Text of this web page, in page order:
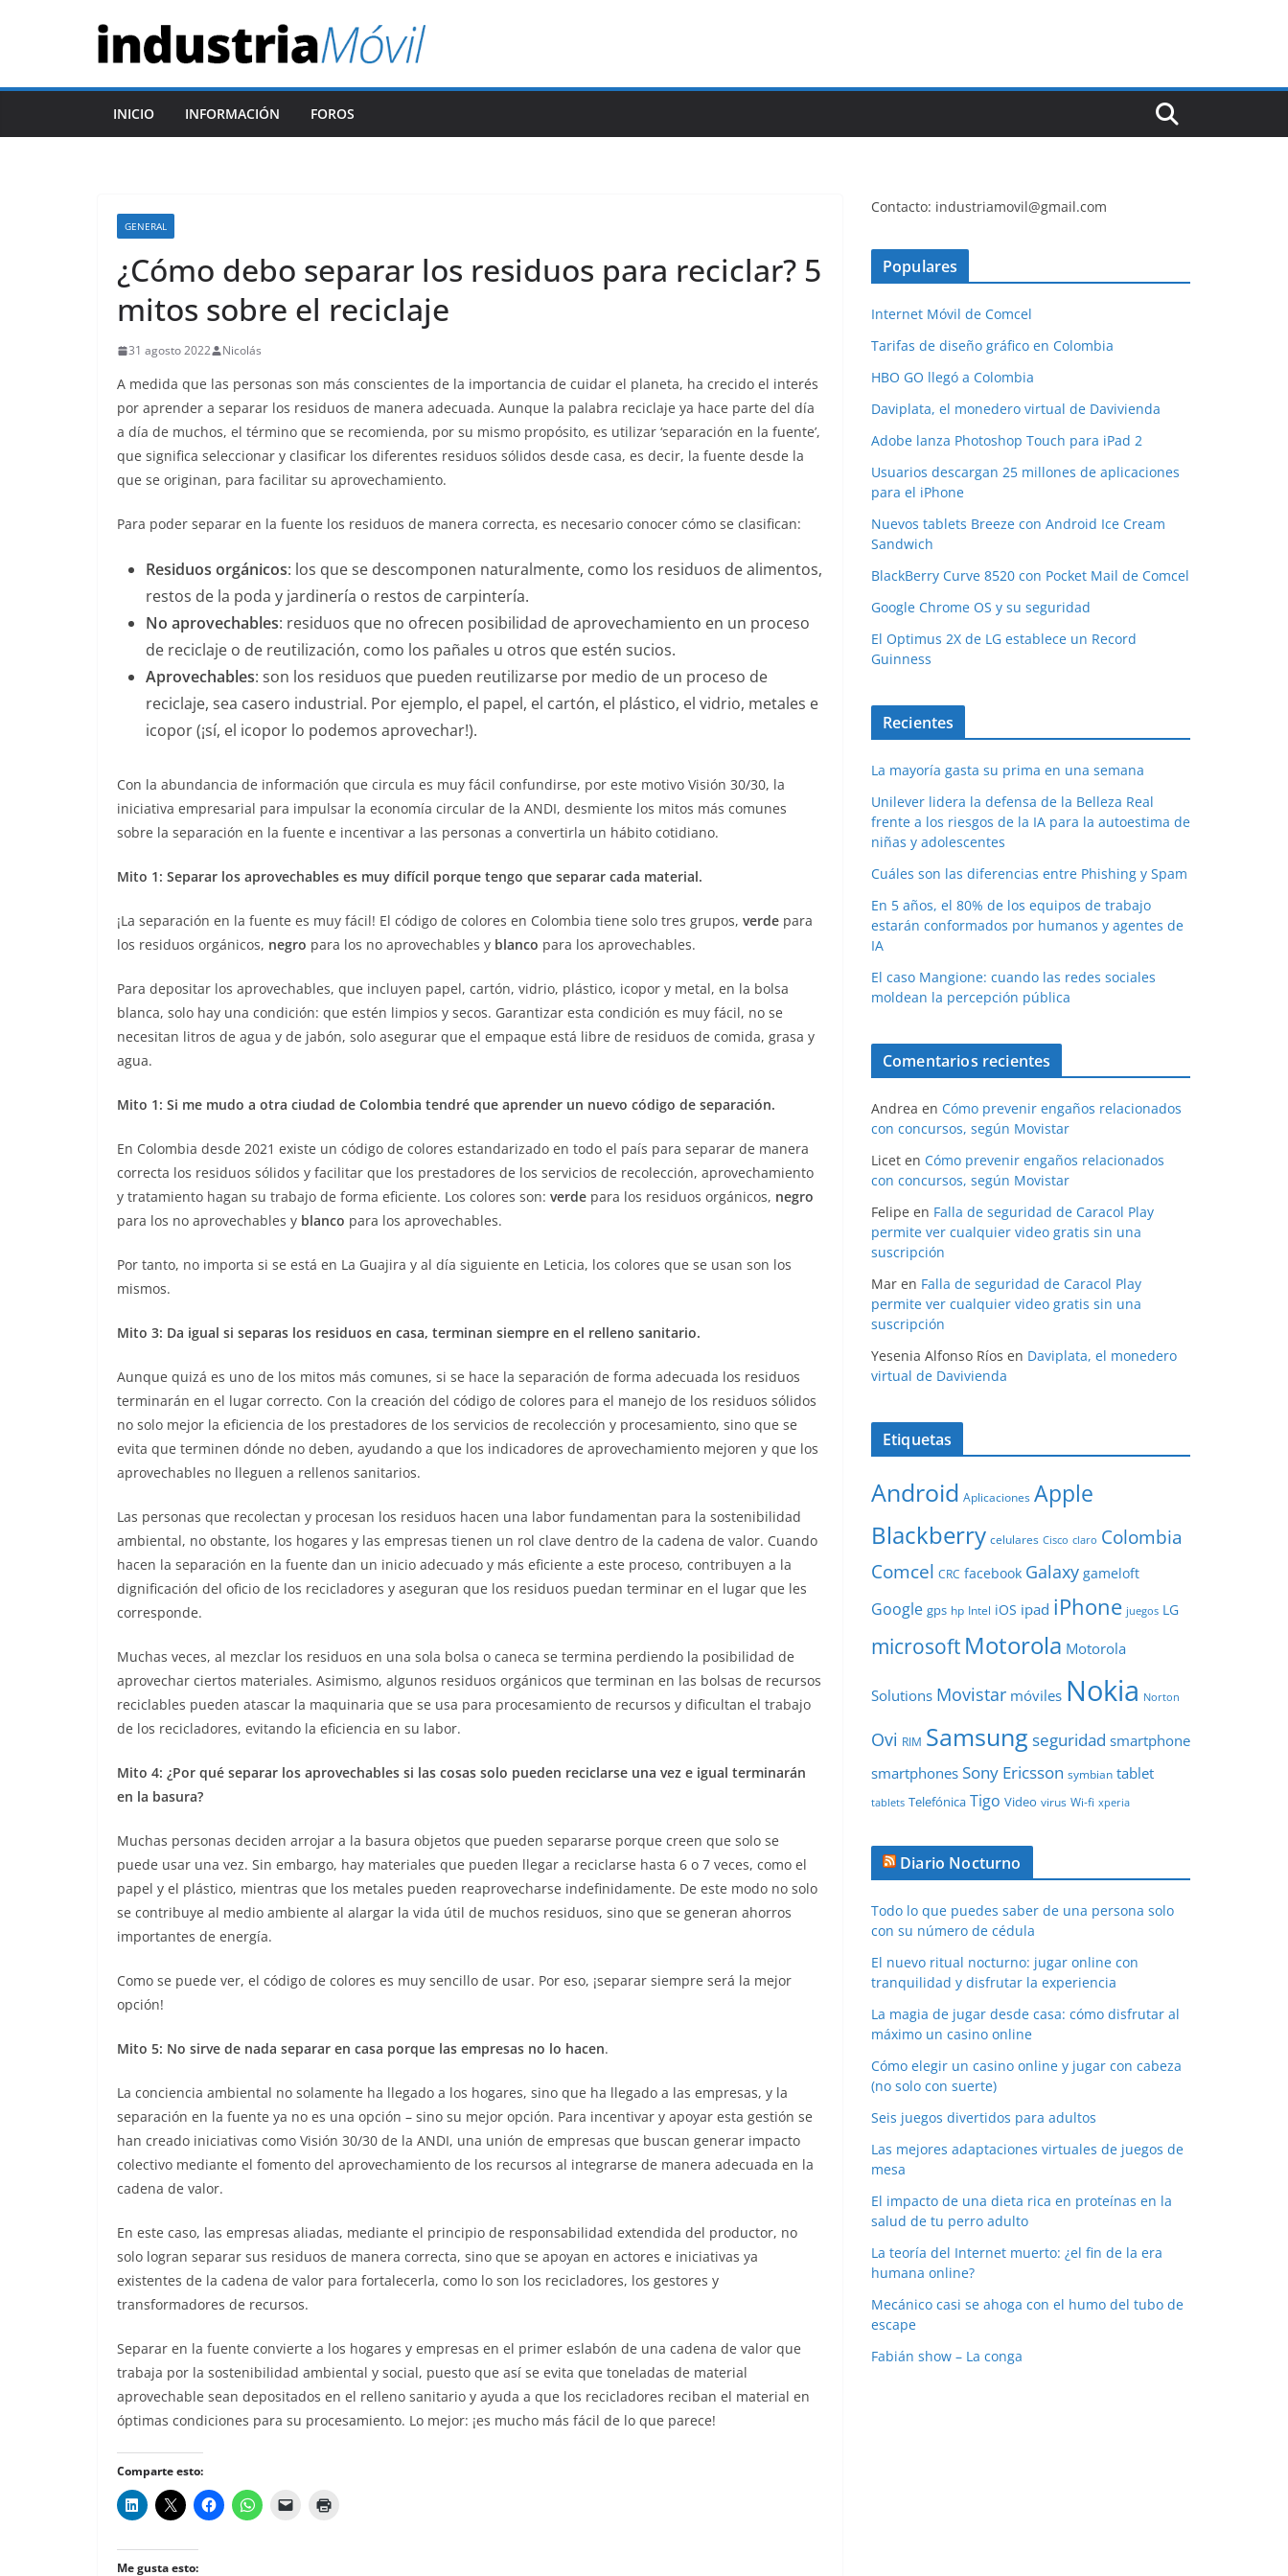
INICIO INFORMACIÓN FOROS
GENERAL
¿Cómo debo separar los residuos para reciclar? 5
mitos sobre el reciclaje
31 agosto 2022 Nicolás
A medida que las personas son más conscientes de la importancia de cuidar el planeta, ha crecido el interés
por aprender a separar los residuos de manera adecuada. Aunque la palabra reciclaje ya hace parte del día
a día de muchos, el término que se recomienda, por su mismo propósito, es utilizar ‘separación en la fuente’,
que significa seleccionar y clasificar los diferentes residuos sólidos desde casa, es decir, la fuente desde la
que se originan, para facilitar su aprovechamiento.
Para poder separar en la fuente los residuos de manera correcta, es necesario conocer cómo se clasifican:
Residuos orgánicos: los que se descomponen naturalmente, como los residuos de alimentos,
restos de la poda y jardinería o restos de carpintería.
No aprovechables: residuos que no ofrecen posibilidad de aprovechamiento en un proceso
de reciclaje o de reutilización, como los pañales u otros que estén sucios.
Aprovechables: son los residuos que pueden reutilizarse por medio de un proceso de
reciclaje, sea casero industrial. Por ejemplo, el papel, el cartón, el plástico, el vidrio, metales e
icopor (¡sí, el icopor lo podemos aprovechar!).
Con la abundancia de información que circula es muy fácil confundirse, por este motivo Visión 30/30, la
iniciativa empresarial para impulsar la economía circular de la ANDI, desmiente los mitos más comunes
sobre la separación en la fuente e incentivar a las personas a convertirla un hábito cotidiano.
Mito 1: Separar los aprovechables es muy difícil porque tengo que separar cada material.
¡La separación en la fuente es muy fácil! El código de colores en Colombia tiene solo tres grupos, verde para
los residuos orgánicos, negro para los no aprovechables y blanco para los aprovechables.
Para depositar los aprovechables, que incluyen papel, cartón, vidrio, plástico, icopor y metal, en la bolsa
blanca, solo hay una condición: que estén limpios y secos. Garantizar esta condición es muy fácil, no se
necesitan litros de agua y de jabón, solo asegurar que el empaque está libre de residuos de comida, grasa y
agua.
Mito 1: Si me mudo a otra ciudad de Colombia tendré que aprender un nuevo código de separación.
En Colombia desde 2021 existe un código de colores estandarizado en todo el país para separar de manera
correcta los residuos sólidos y facilitar que los prestadores de los servicios de recolección, aprovechamiento
y tratamiento hagan su trabajo de forma eficiente. Los colores son: verde para los residuos orgánicos, negro
para los no aprovechables y blanco para los aprovechables.
Por tanto, no importa si se está en La Guajira y al día siguiente en Leticia, los colores que se usan son los
mismos.
Mito 3: Da igual si separas los residuos en casa, terminan siempre en el relleno sanitario.
Aunque quizá es uno de los mitos más comunes, si se hace la separación de forma adecuada los residuos
terminarán en el lugar correcto. Con la creación del código de colores para el manejo de los residuos sólidos
no solo mejor la eficiencia de los prestadores de los servicios de recolección y procesamiento, sino que se
evita que terminen dónde no deben, ayudando a que los indicadores de aprovechamiento mejoren y que los
aprovechables no lleguen a rellenos sanitarios.
Las personas que recolectan y procesan los residuos hacen una labor fundamentan para la sostenibilidad
ambiental, no obstante, los hogares y las empresas tienen un rol clave dentro de la cadena de valor. Cuando
hacen la separación en la fuente dan un inicio adecuado y más eficiente a este proceso, contribuyen a la
dignificación del oficio de los recicladores y aseguran que los residuos puedan terminar en el lugar que les
corresponde.
Muchas veces, al mezclar los residuos en una sola bolsa o caneca se termina perdiendo la posibilidad de
aprovechar ciertos materiales. Asimismo, algunos residuos orgánicos que terminan en las bolsas de recursos
reciclables pueden atascar la maquinaria que se usa para procesamiento de recursos y dificultan el trabajo
de los recicladores, evitando la eficiencia en su labor.
Mito 4: ¿Por qué separar los aprovechables si las cosas solo pueden reciclarse una vez e igual terminarán
en la basura?
Muchas personas deciden arrojar a la basura objetos que pueden separarse porque creen que solo se
puede usar una vez. Sin embargo, hay materiales que pueden llegar a reciclarse hasta 6 o 7 veces, como el
papel y el plástico, mientras que los metales pueden reaprovecharse indefinidamente. De este modo no solo
se contribuye al medio ambiente al alargar la vida útil de muchos residuos, sino que se generan ahorros
importantes de energía.
Como se puede ver, el código de colores es muy sencillo de usar. Por eso, ¡separar siempre será la mejor
opción!
Mito 5: No sirve de nada separar en casa porque las empresas no lo hacen.
La conciencia ambiental no solamente ha llegado a los hogares, sino que ha llegado a las empresas, y la
separación en la fuente ya no es una opción – sino su mejor opción. Para incentivar y apoyar esta gestión se
han creado iniciativas como Visión 30/30 de la ANDI, una unión de empresas que buscan generar impacto
colectivo mediante el fomento del aprovechamiento de los recursos al integrarse de manera adecuada en la
cadena de valor.
En este caso, las empresas aliadas, mediante el principio de responsabilidad extendida del productor, no
solo logran separar sus residuos de manera correcta, sino que se apoyan en actores e iniciativas ya
existentes de la cadena de valor para fortalecerla, como lo son los recicladores, los gestores y
transformadores de recursos.
Separar en la fuente convierte a los hogares y empresas en el primer eslabón de una cadena de valor que
trabaja por la sostenibilidad ambiental y social, puesto que así se evita que toneladas de material
aprovechable sean depositados en el relleno sanitario y ayuda a que los recicladores reciban el material en
óptimas condiciones para su procesamiento. Lo mejor: ¡es mucho más fácil de lo que parece!
Comparte esto:
Me gusta esto:
Contacto: industriamovil@gmail.com
Populares
Internet Móvil de Comcel
Tarifas de diseño gráfico en Colombia
HBO GO llegó a Colombia
Daviplata, el monedero virtual de Davivienda
Adobe lanza Photoshop Touch para iPad 2
Usuarios descargan 25 millones de aplicaciones
para el iPhone
Nuevos tablets Breeze con Android Ice Cream
Sandwich
BlackBerry Curve 8520 con Pocket Mail de Comcel
Google Chrome OS y su seguridad
El Optimus 2X de LG establece un Record
Guinness
Recientes
La mayoría gasta su prima en una semana
Unilever lidera la defensa de la Belleza Real
frente a los riesgos de la IA para la autoestima de
niñas y adolescentes
Cuáles son las diferencias entre Phishing y Spam
En 5 años, el 80% de los equipos de trabajo
estarán conformados por humanos y agentes de
IA
El caso Mangione: cuando las redes sociales
moldean la percepción pública
Comentarios recientes
Andrea en Cómo prevenir engaños relacionados
con concursos, según Movistar
Licet en Cómo prevenir engaños relacionados
con concursos, según Movistar
Felipe en Falla de seguridad de Caracol Play
permite ver cualquier video gratis sin una
suscripción
Mar en Falla de seguridad de Caracol Play
permite ver cualquier video gratis sin una
suscripción
Yesenia Alfonso Ríos en Daviplata, el monedero
virtual de Davivienda
Etiquetas
Android Aplicaciones Apple
Blackberry celulares Cisco claro Colombia
Comcel CRC facebook Galaxy gameloft
Google gps hp Intel iOS ipad iPhone juegos LG
microsoft Motorola Motorola
Solutions Movistar móviles Nokia Norton
Ovi RIM Samsung seguridad smartphone
smartphones Sony Ericsson symbian tablet
tablets Telefónica Tigo Video virus Wi-fi xperia
Diario Nocturno
Todo lo que puedes saber de una persona solo
con su número de cédula
El nuevo ritual nocturno: jugar online con
tranquilidad y disfrutar la experiencia
La magia de jugar desde casa: cómo disfrutar al
máximo un casino online
Cómo elegir un casino online y jugar con cabeza
(no solo con suerte)
Seis juegos divertidos para adultos
Las mejores adaptaciones virtuales de juegos de
mesa
El impacto de una dieta rica en proteínas en la
salud de tu perro adulto
La teoría del Internet muerto: ¿el fin de la era
humana online?
Mecánico casi se ahoga con el humo del tubo de
escape
Fabián show – La conga